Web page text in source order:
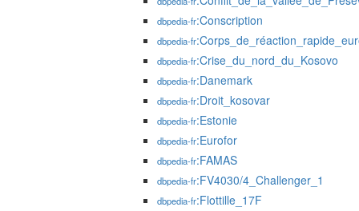
dbpedia-fr:Conscription
dbpedia-fr
dbpedia-fr:Crise_du_nord_du_Kosovo
dbpedia-fr:Danemark
dbpedia-fr:Droit_kosovar
dbpedia-fr:Estonie
dbpedia-fr:Eurofor
dbpedia-fr:FAMAS
dbpedia-fr:FV4030/4_Challenger_1
dbpedia-fr:Flottille_17F